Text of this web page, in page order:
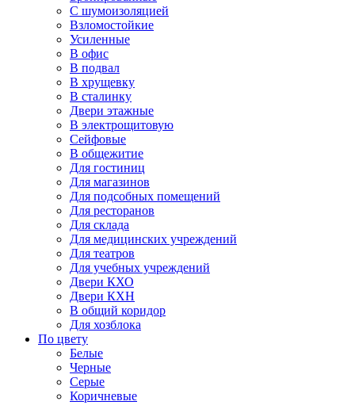
С шумоизоляцией
Взломостойкие
Усиленные
В офис
В подвал
В хрущевку
В сталинку
Двери этажные
В электрощитовую
Сейфовые
В общежитие
Для гостиниц
Для магазинов
Для подсобных помещений
Для ресторанов
Для склада
Для медицинских учреждений
Для театров
Для учебных учреждений
Двери КХО
Двери КХН
В общий коридор
Для хозблока
По цвету
Белые
Черные
Серые
Коричневые